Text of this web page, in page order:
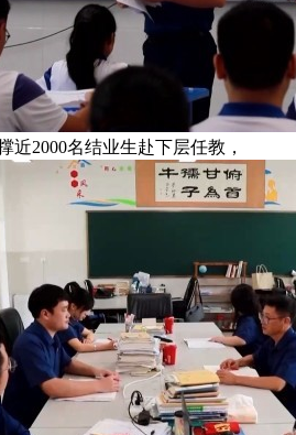
近2000名结业生赴下层任教，